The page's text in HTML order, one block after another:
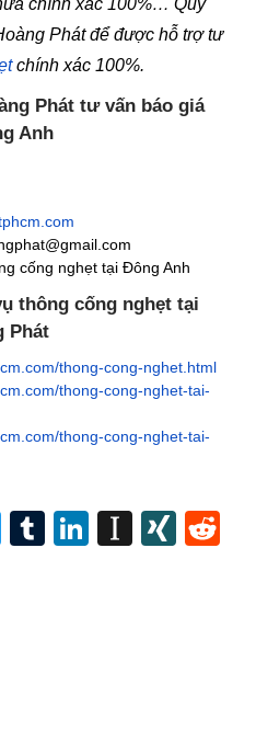
chính xác 100%… Quý
Phát để được hỗ trợ tư
chính xác 100%.
Phát tư vấn báo giá
Anh
cống nghẹttại Đông Anh
thông cống nghẹt tại
Phát
thong-cong-nghet.html
thong-cong-nghet-tai-
thong-cong-nghet-tai-
TwitterTumblrLinkedIn